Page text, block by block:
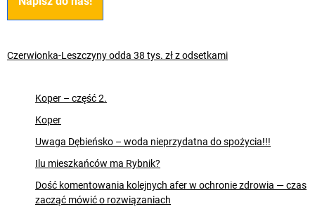
Czerwionka-Leszczyny odda 38 tys. zł z odsetkami
Koper – część 2.
Koper
Uwaga Dębieńsko – woda nieprzydatna do spożycia!!!
Ilu mieszkańców ma Rybnik?
Dość komentowania kolejnych afer w ochronie zdrowia — czas
zacząć mówić o rozwiązaniach